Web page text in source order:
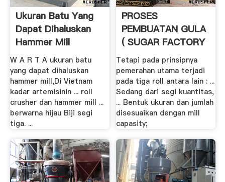
Ukuran Batu Yang
Dapat Dihaluskan
Hammer Mill
W A R T A ukuran batu
yang dapat dihaluskan
hammer mill,Di Vietnam
kadar artemisinin ... roll
crusher dan hammer mill ...
berwarna hijau Biji segi
tiga. ...
PROSES
PEMBUATAN GULA
( SUGAR FACTORY
.
Tetapi pada prinsipnya
pemerahan utama terjadi
pada tiga roll antara lain : ...
Sedang dari segi kuantitas,
... Bentuk ukuran dan jumlah
disesuaikan dengan mill
capasity;